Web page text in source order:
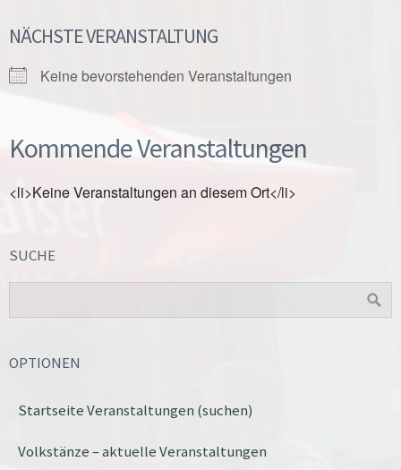
NÄCHSTE VERANSTALTUNG
Keine bevorstehenden Veranstaltungen
Kommende Veranstaltungen
<li>Keine Veranstaltungen an diesem Ort</li>
SUCHE
OPTIONEN
Startseite Veranstaltungen (suchen)
Volkstänze – aktuelle Veranstaltungen